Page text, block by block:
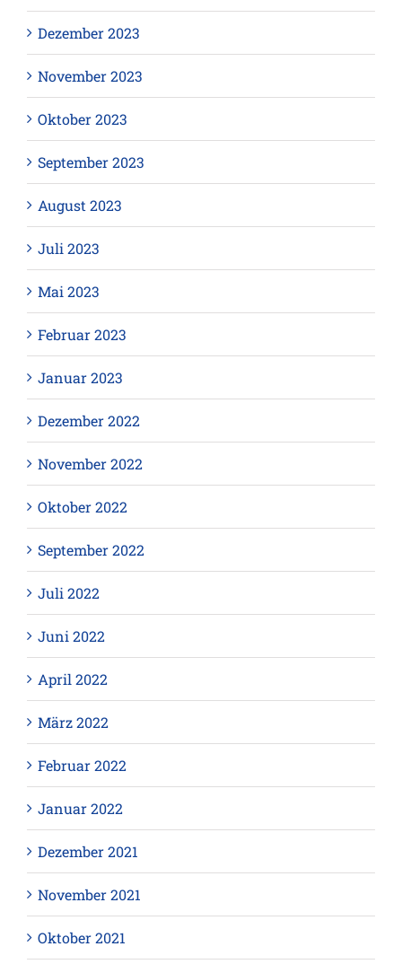
Dezember 2023
November 2023
Oktober 2023
September 2023
August 2023
Juli 2023
Mai 2023
Februar 2023
Januar 2023
Dezember 2022
November 2022
Oktober 2022
September 2022
Juli 2022
Juni 2022
April 2022
März 2022
Februar 2022
Januar 2022
Dezember 2021
November 2021
Oktober 2021